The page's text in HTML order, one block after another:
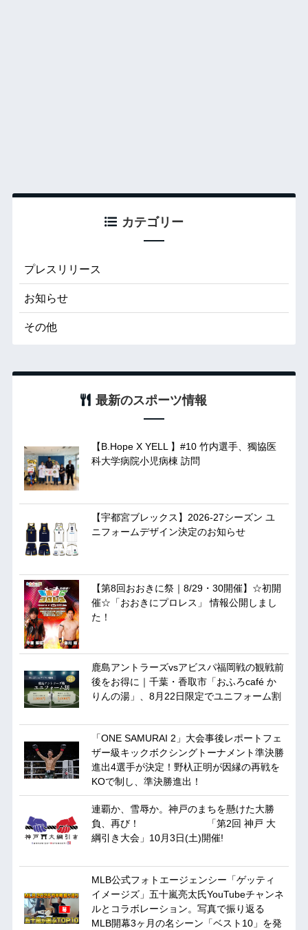
カテゴリー
プレスリリース
お知らせ
その他
最新のスポーツ情報
【B.Hope X YELL 】#10 竹内選手、獨協医
科大学病院小児病棟 訪問
【宇都宮ブレックス】2026-27シーズン ユ
ニフォームデザイン決定のお知らせ
【第8回おおきに祭｜8/29・30開催】☆初開
催☆「おおきにプロレス」 情報公開しまし
た！
鹿島アントラーズvsアビスパ福岡戦の観戦前
後をお得に｜千葉・香取市「おふろcafé か
りんの湯」、8月22日限定でユニフォーム割
「ONE SAMURAI 2」大会事後レポートフェ
ザー級キックボクシングトーナメント準決勝
進出4選手が決定！野杁正明が因縁の再戦を
KOで制し、準決勝進出！
連覇か、雪辱か。神戸のまちを懸けた大勝
負、再び！ 「第2回 神戸 大
綱引き大会」10月3日(土)開催!
MLB公式フォトエージェンシー「ゲッティ
イメージズ」五十嵐亮太氏YouTubeチャンネ
ルとコラボレーション。写真で振り返る
MLB開幕3ヶ月の名シーン「ベスト10」を発